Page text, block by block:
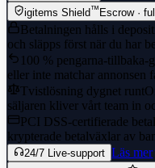
igitems Shield™ Escrow ·
Betalningen hålls i
och släpps först när du har
100 % pengarna-tillbaka-
eller inte matchar annonsen
Tvistlösning dygnet runt
säljaren kliver vårt team in
PCI DSS-certifierade
krypterade betalväxlar av
24/7 Live-support Läs mer